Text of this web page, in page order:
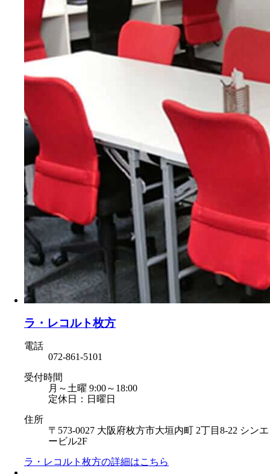
ラ・レコルト枚方
電話
072-861-5101
受付時間
月～土曜 9:00～18:00
定休日：日曜日
住所
〒573-0027 大阪府枚方市大垣内町 2丁目8-22 シンエ
ービル2F
ラ・レコルト枚方の詳細はこちら